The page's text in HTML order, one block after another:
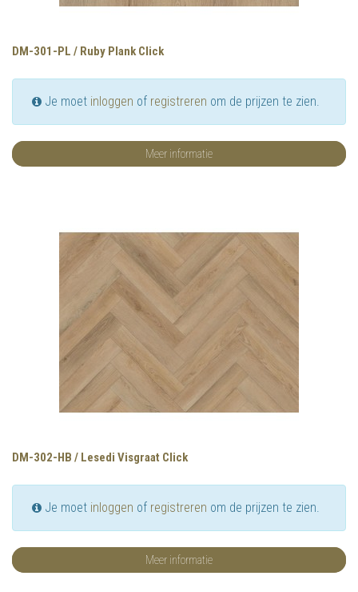
DM-301-PL / Ruby Plank Click
Je moet inloggen of registreren om de prijzen te zien.
Meer informatie
DM-302-HB / Lesedi Visgraat Click
Je moet inloggen of registreren om de prijzen te zien.
Meer informatie